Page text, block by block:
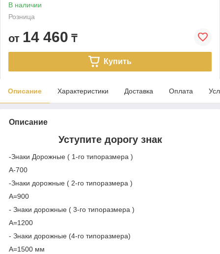
В наличии
Розница
от 14 460 ₸
Купить
Описание Характеристики Доставка Оплата
Описание
Уступите дорогу знак
-Знаки Дорожные ( 1-го типоразмера )
А-700
-Знаки дорожные ( 2-го типоразмера )
А=900
- Знаки дорожные ( 3-го типоразмера )
А=1200
- Знаки дорожные (4-го типоразмера)
А=1500 мм